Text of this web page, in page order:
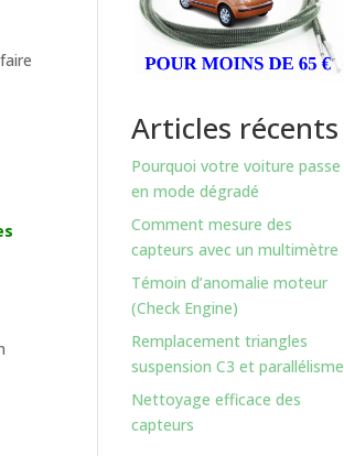
Articles récents
Pourquoi votre voiture passe
en mode dégradé
Comment mesure des
capteurs avec un multimètre
Témoin d’anomalie moteur
(Check Engine)
Remplacement triangles
suspension C3 et parallélisme
Nettoyage efficace des
capteurs